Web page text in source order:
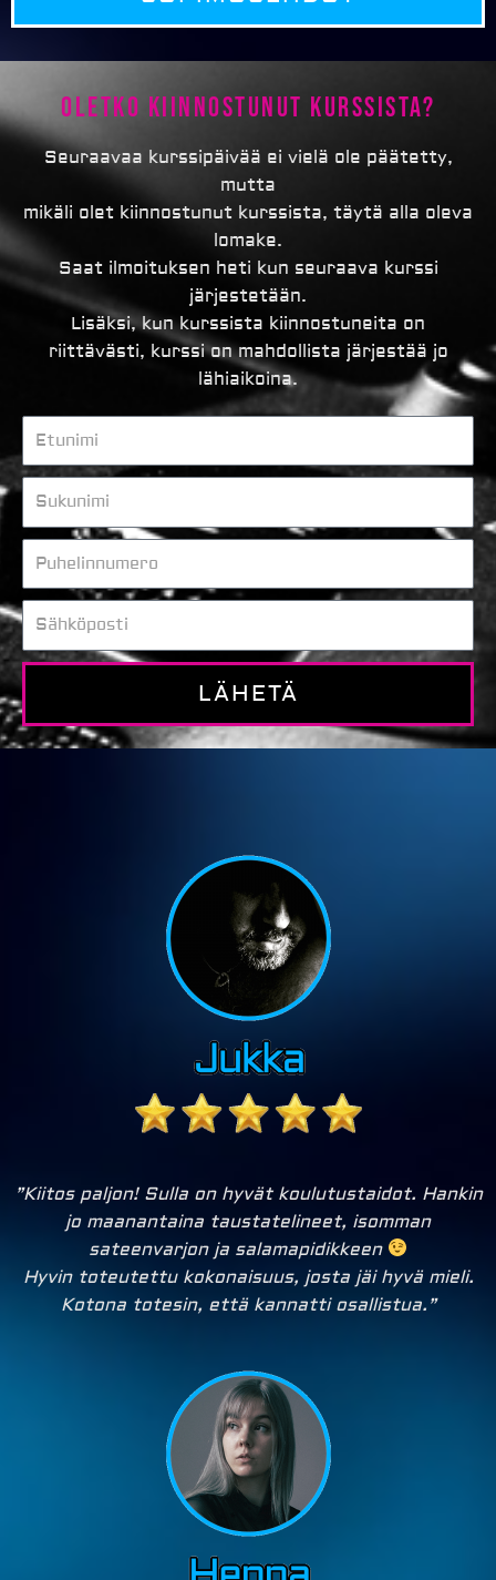
Oletko kiinnostunut kurssista?
Seuraavaa kurssipäivää ei vielä ole päätetty,
mutta
mikäli olet kiinnostunut kurssista, täytä alla oleva
lomake.
Saat ilmoituksen heti kun seuraava kurssi
järjestetään.
Lisäksi, kun kurssista kiinnostuneita on
riittävästi, kurssi on mahdollista järjestää jo
lähiaikoina.
Sukunimi
Sähköposti
LÄHETÄ
”Kiitos paljon! Sulla on hyvät koulutustaidot. Hankin
jo maanantaina taustatelineet, isomman
sateenvarjon ja salamapidikkeen
Hyvin toteutettu kokonaisuus, josta jäi hyvä mieli.
Kotona totesin, että kannatti osallistua.”